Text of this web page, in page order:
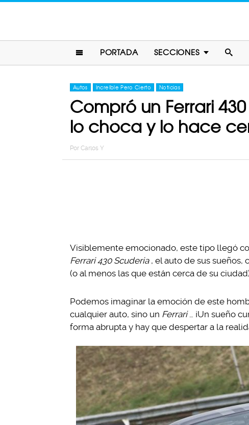
PORTADA SECCIONES
Autos Increíble Pero Cierto Noticias
Compró un Ferrari
lo choca y lo hace
Por Carlos Y
Visiblemente emocionado, este tipo llegó
Ferrari 430 Scuderia , el auto de sus sueños,
(o al menos las que están cerca de su
Podemos imaginar la emoción de este
cualquier auto, sino un Ferrari … ¡Un sueño
forma abrupta y hay que despertar a la